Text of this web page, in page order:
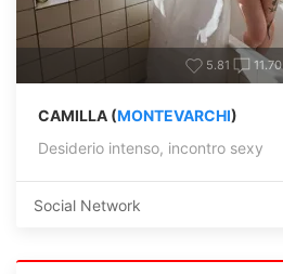
5.81 11.70
CAMILLA (MONTEVARCHI)
Desiderio intenso, incontro sexy
Social Network